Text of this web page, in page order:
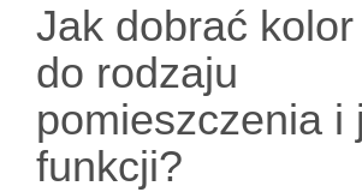
Jak dobrać
do rodzaju
pomieszczenia i
funkcji?